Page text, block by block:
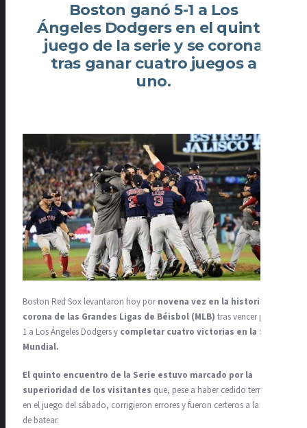
Boston ganó 5-1 a Los
Ángeles Dodgers en el quinto
juego de la serie y se corona
tras ganar cuatro juegos a
uno.
Boston Red Sox levantaron hoy pornovena vez en la historia la
corona de las Grandes Ligas de Béisbol (MLB) tras vencer por 5-
1 a Los Ángeles Dodgers y completar cuatro victorias en la Serie
Mundial.
El quinto encuentro de la Serie estuvo marcado por la
superioridad de los visitantes que, pese a haber cedido terreno
en el juego del sábado, corrigieron errores y fueron certeros a la hora
de batear.